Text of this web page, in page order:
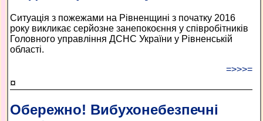
Ситуація з пожежами на Рівненщині з початку 2016
року викликає серйозне занепокоєння у співробітників
Головного управління ДСНС України у Рівненській
області.
=>>>=
¤
Обережно! Вибухонебезпечні